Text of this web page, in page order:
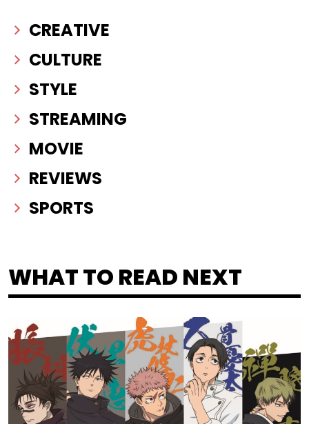
CREATIVE
CULTURE
STYLE
STREAMING
MOVIE
REVIEWS
SPORTS
WHAT TO READ NEXT